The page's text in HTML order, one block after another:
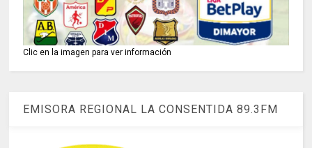
Clic en la imagen para ver información
EMISORA REGIONAL LA CONSENTIDA 89.3FM